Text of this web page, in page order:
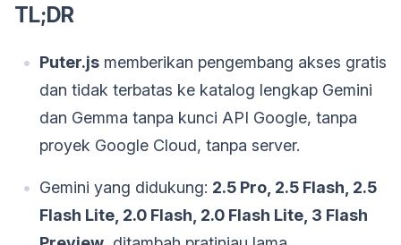
TL;DR
Puter.js memberikan pengembang akses gratis
dan tidak terbatas ke katalog lengkap Gemini
dan Gemma tanpa kunci API Google, tanpa
proyek Google Cloud, tanpa server.
Gemini yang didukung: 2.5 Pro, 2.5 Flash, 2.5
Flash Lite, 2.0 Flash, 2.0 Flash Lite, 3 Flash